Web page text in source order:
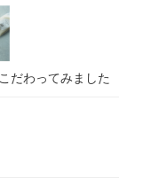
だわってみました